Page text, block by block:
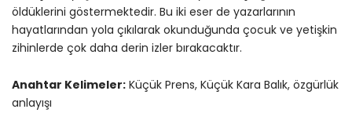
öldüklerini göstermektedir. Bu iki eser de yazarlarının
hayatlarından yola çıkılarak okunduğunda çocuk ve yetişkin
zihinlerde çok daha derin izler bırakacaktır.
Anahtar Kelimeler: Küçük Prens, Küçük Kara Balık, özgürlük
anlayışı